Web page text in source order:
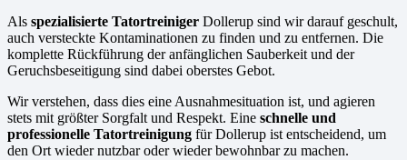
Als spezialisierte Tatortreiniger Dollerup sind wir darauf geschult,
auch versteckte Kontaminationen zu finden und zu entfernen. Die
komplette Rückführung der anfänglichen Sauberkeit und der
Geruchsbeseitigung sind dabei oberstes Gebot.
Wir verstehen, dass dies eine Ausnahmesituation ist, und agieren
stets mit größter Sorgfalt und Respekt. Eine schnelle und
professionelle Tatortreinigung für Dollerup ist entscheidend, um
den Ort wieder nutzbar oder wieder bewohnbar zu machen.